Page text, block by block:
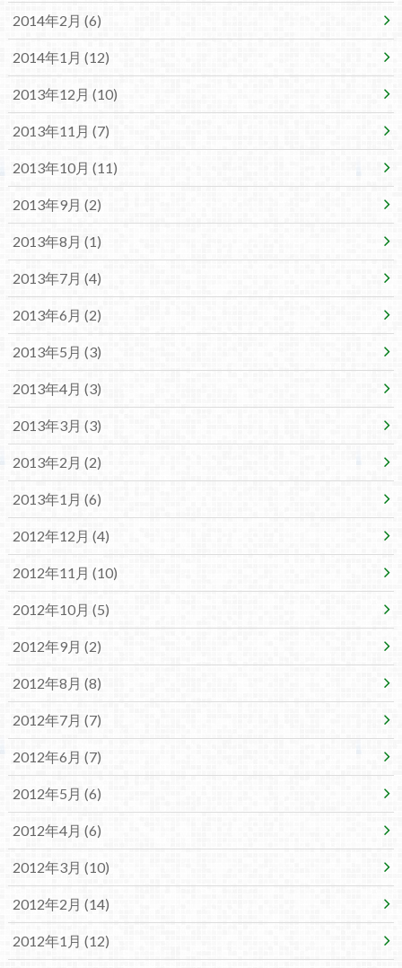
2014年2月 (6)
2014年1月 (12)
2013年12月 (10)
2013年11月 (7)
2013年10月 (11)
2013年9月 (2)
2013年8月 (1)
2013年7月 (4)
2013年6月 (2)
2013年5月 (3)
2013年4月 (3)
2013年3月 (3)
2013年2月 (2)
2013年1月 (6)
2012年12月 (4)
2012年11月 (10)
2012年10月 (5)
2012年9月 (2)
2012年8月 (8)
2012年7月 (7)
2012年6月 (7)
2012年5月 (6)
2012年4月 (6)
2012年3月 (10)
2012年2月 (14)
2012年1月 (12)